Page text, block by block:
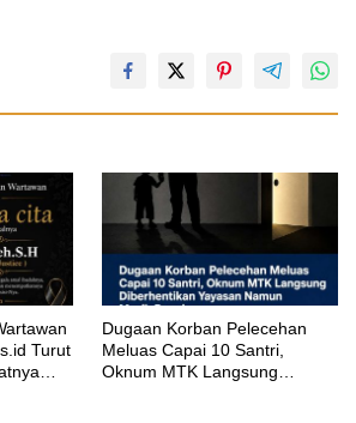
Turut
‎Dugaan Korban Pelecehan
Meluas Capai 10 Santri,
Oknum MTK Langsung